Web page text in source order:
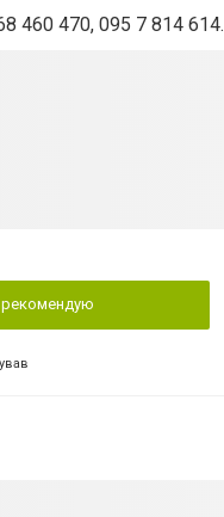
460 470, 095 7 814 614.